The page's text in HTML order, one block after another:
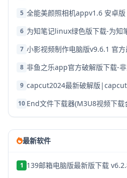
5 全能美颜照相机appv1.6 安卓版
6
7 小影视频制作电脑版v9.6.1 官方
8
9
10 End文件下载器(M3U8视频下
最新软件
1 139邮箱电脑版最新版下载